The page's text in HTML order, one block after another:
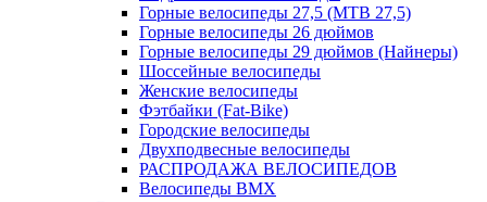
Горные велосипеды 27,5 (MTB 27,5)
Горные велосипеды 26 дюймов
Горные велосипеды 29 дюймов (Найнеры)
Шоссейные велосипеды
Женские велосипеды
Фэтбайки (Fat-Bike)
Городские велосипеды
Двухподвесные велосипеды
РАСПРОДАЖА ВЕЛОСИПЕДОВ
Велосипеды BMX